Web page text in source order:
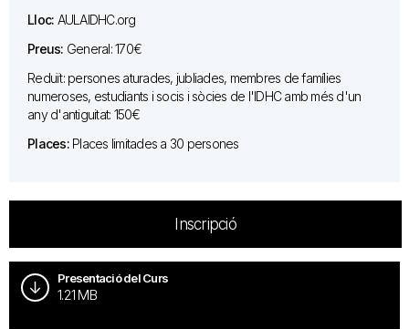
Lloc: AULAIDHC.org
Preus: General: 170€
Reduït: persones aturades, jubliades, membres de famílies
numeroses, estudiants i socis i sòcies de l'IDHC amb més d'un
any d'antiguitat: 150€
Places: Places limitades a 30 persones
Inscripció
Presentació del Curs
1.21 MB